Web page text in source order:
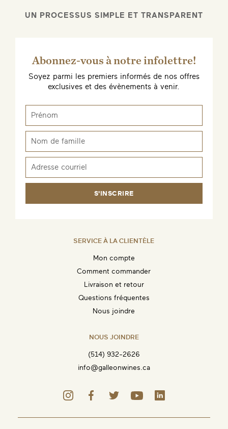
UN PROCESSUS SIMPLE ET TRANSPARENT
Abonnez-vous à notre infolettre!
Soyez parmi les premiers informés de nos offres
exclusives et des évènements à venir.
S'INSCRIRE
SERVICE À LA CLIENTÈLE
Mon compte
Comment commander
Livraison et retour
Questions fréquentes
Nous joindre
NOUS JOINDRE
(514) 932-2626
info@galleonwines.ca